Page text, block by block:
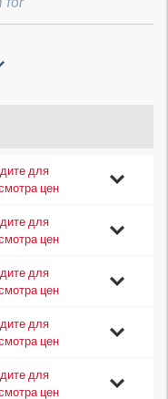
для
цен
для
цен
для
цен
для
цен
для
цен